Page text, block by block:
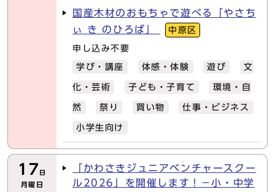
国産木材のおもちゃで遊べる「やさち
ぃ き のひろば」
中原区
申し込み不要
学び・講座 体感・体験 遊び 文
化・芸術 子ども・子育て 環境・自
然 祭り 買い物 仕事・ビジネス
小学生向け
17 日
月曜日
「かわさきジュニアベンチャースクー
ル2026」を開催します！－小・中学